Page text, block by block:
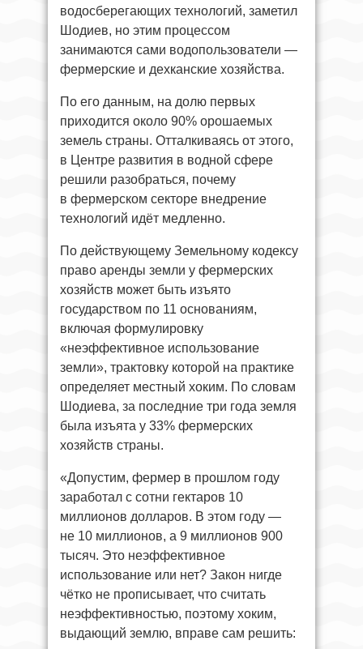
водосберегающих технологий, заметил
Шодиев, но этим процессом
занимаются сами водопользователи —
фермерские и дехканские хозяйства.
По его данным, на долю первых
приходится около 90% орошаемых
земель страны. Отталкиваясь от этого,
в Центре развития в водной сфере
решили разобраться, почему
в фермерском секторе внедрение
технологий идёт медленно.
По действующему Земельному кодексу
право аренды земли у фермерских
хозяйств может быть изъято
государством по 11 основаниям,
включая формулировку
«неэффективное использование
земли», трактовку которой на практике
определяет местный хоким. По словам
Шодиева, за последние три года земля
была изъята у 33% фермерских
хозяйств страны.
«Допустим, фермер в прошлом году
заработал с сотни гектаров 10
миллионов долларов. В этом году —
не 10 миллионов, а 9 миллионов 900
тысяч. Это неэффективное
использование или нет? Закон нигде
чётко не прописывает, что считать
неэффективностью, поэтому хоким,
выдающий землю, вправе сам решить: